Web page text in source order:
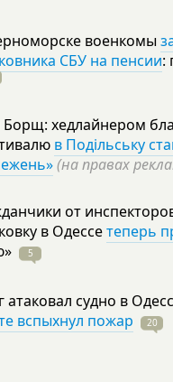
военкомы
СБУ на пенсии:
хедлайнером
в Подільську
(на правах
от
в Одессетеперь
5
атаковал судно в
вспыхнул пожар
20